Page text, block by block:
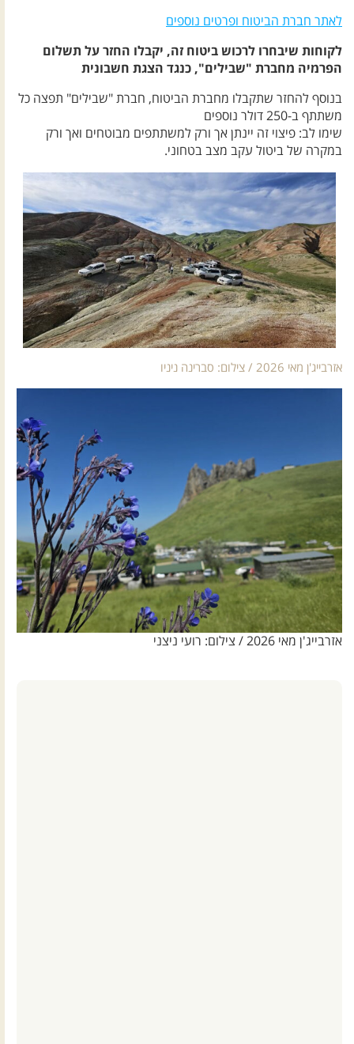
לאתר חברת הביטוח ופרטים נוספים
לקוחות שיבחרו לרכוש ביטוח זה, יקבלו החזר על תשלום
הפרמיה מחברת "שבילים", כנגד הצגת חשבונית
בנוסף להחזר שתקבלו מחברת הביטוח, חברת "שבילים" תפצה כל
משתתף ב-250 דולר נוספים
שימו לב: פיצוי זה יינתן אך ורק למשתתפים מבוטחים ואך ורק
במקרה של ביטול עקב מצב בטחוני.
אזרבייג'ן מאי 2026 / צילום: סברינה ניניו
אזרבייג'ן מאי 2026 / צילום: רועי ניצני